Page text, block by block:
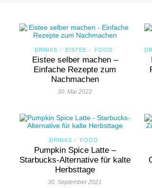
DRINKS / EISTEE / FOOD
Eistee selber machen –
Einfache Rezepte zum
Nachmachen
30. Mai 2022
DRINKS / FOOD
Pumpkin Spice Latte –
Starbucks-Alternative für kalte
Herbsttage
30. September 2021